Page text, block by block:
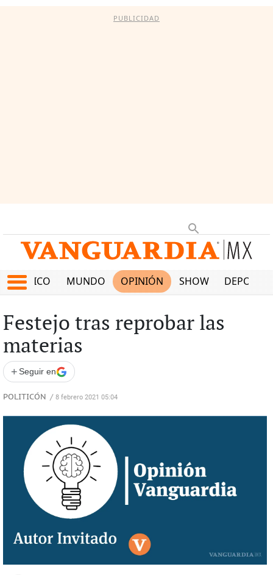
PUBLICIDAD
MÉXICO MUNDO OPINIÓN SHOW
Festejo tras reprobar las
materias
+ Seguir en
POLITICÓN / 8 febrero 2021 05:04